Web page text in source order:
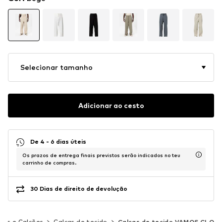
Selecionar tamanho
Adicionar ao cesto
De 4 - 6 dias úteis
Os prazos de entrega finais previstos serão indicados no teu
carrinho de compras.
30 Dias de direito de devolução